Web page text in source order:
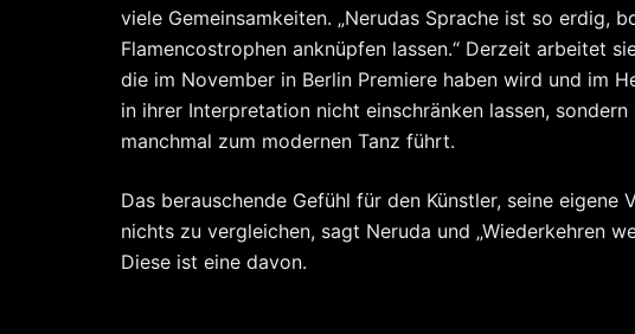
viele Gemeinsamkeiten. „Nerudas Sprache ist so erdig,
Flamencostrophen anknüpfen lassen.“ Derzeit arbeitet
die im November in Berlin Premiere haben wird und im
in ihrer Interpretation nicht einschränken lassen,
manchmal zum modernen Tanz führt.
Das berauschende Gefühl für den Künstler, seine
nichts zu vergleichen, sagt Neruda und „Wiederkehren
Diese ist eine davon.